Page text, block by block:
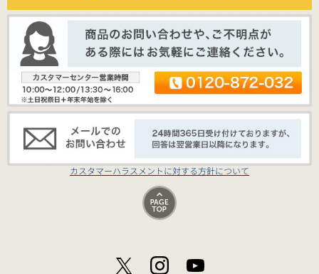
カスタマーハラスメントに対する方針について